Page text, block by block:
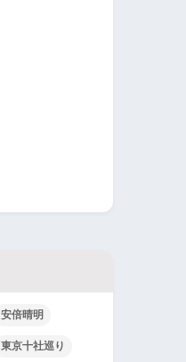
安倍晴明
東京十社巡り